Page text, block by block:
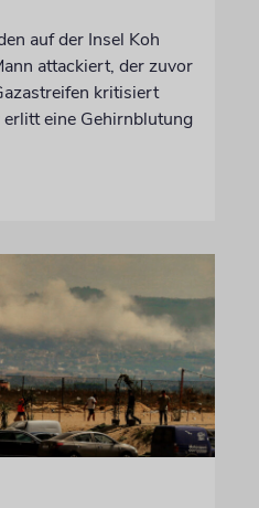
auf der Insel Koh
attackiert, der zuvor
kritisiert
erlitt eine Gehirnblutung